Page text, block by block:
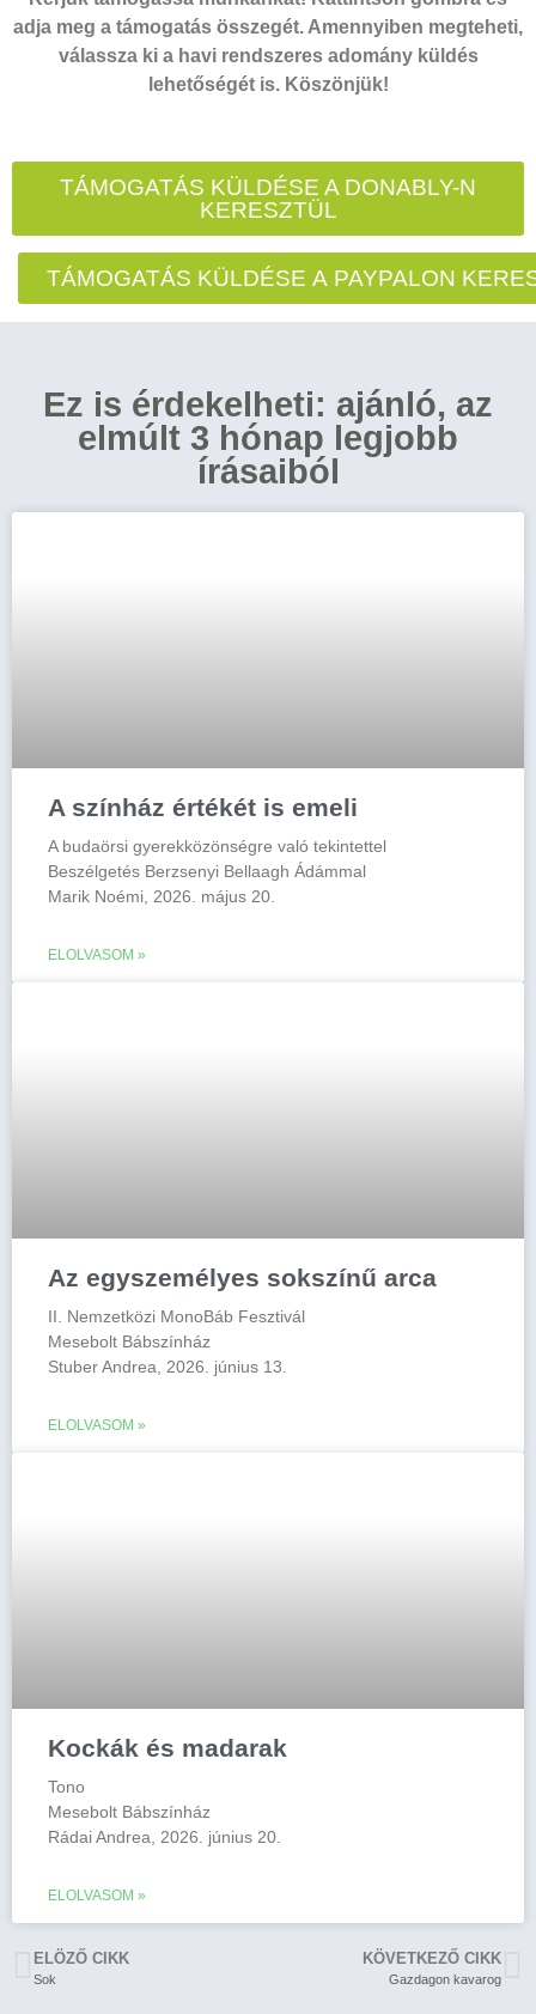
adja meg a támogatás összegét. Amennyiben megteheti,
válassza ki a havi rendszeres adomány küldés
lehetőségét is. Köszönjük!
TÁMOGATÁS KÜLDÉSE A DONABLY-N
KERESZTÜL
TÁMOGATÁS KÜLDÉSE A PAYPALON
Ez is érdekelheti: ajánló, az
elmúlt 3 hónap legjobb
írásaiból
A színház értékét is emeli
A budaörsi gyerekközönségre való tekintettel
Beszélgetés Berzsenyi Bellaagh Ádámmal
Marik Noémi, 2026. május 20.
ELOLVASOM »
Az egyszemélyes sokszínű arca
II. Nemzetközi MonoBáb Fesztivál
Mesebolt Bábszínház
Stuber Andrea, 2026. június 13.
ELOLVASOM »
Kockák és madarak
Tono
Mesebolt Bábszínház
Rádai Andrea, 2026. június 20.
ELOLVASOM »
ELÖZŐ CIKK
Sok
KÖVETKEZŐ CIKK
Gazdagon kavarog